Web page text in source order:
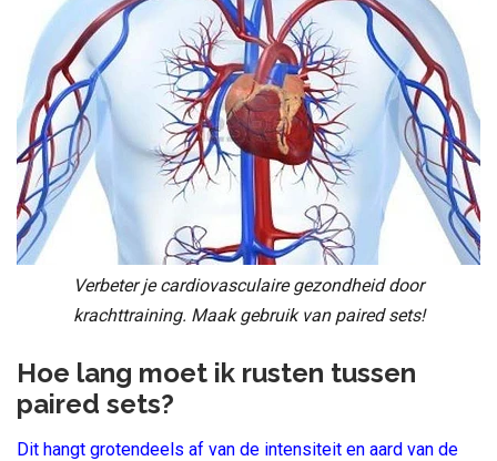
Verbeter je cardiovasculaire gezondheid door
krachttraining. Maak gebruik van paired sets!
Hoe lang moet ik rusten tussen
paired sets?
Dit hangt grotendeels af van de intensiteit en aard van de